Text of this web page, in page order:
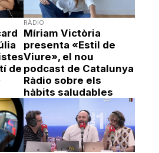
de
RÀDIO
Míriam Victòria
presenta «Estil de
Viure», el nou
podcast de Catalunya
Ràdio sobre els
hàbits saludables